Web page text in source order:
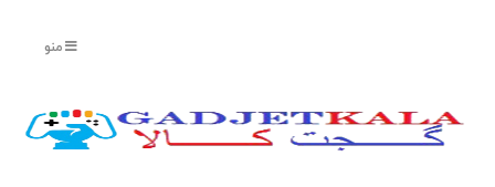
منو